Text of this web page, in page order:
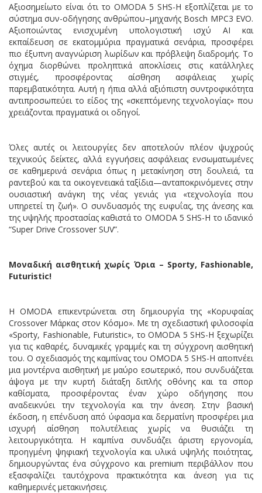
Αξιοσημείωτο είναι ότι το OMODA 5 SHS-H εξοπλίζεται με το
σύστημα συν-οδήγησης ανθρώπου–μηχανής Bosch MPC3 EVO.
Αξιοποιώντας ενισχυμένη υπολογιστική ισχύ AI και
εκπαίδευση σε εκατομμύρια πραγματικά σενάρια, προσφέρει
πιο έξυπνη αναγνώριση λωρίδων και πρόβλεψη διαδρομής. Το
όχημα διορθώνει προληπτικά αποκλίσεις στις κατάλληλες
στιγμές, προσφέροντας αίσθηση ασφάλειας χωρίς
παρεμβατικότητα. Αυτή η ήπια αλλά αξιόπιστη συντροφικότητα
αντιπροσωπεύει το είδος της «σκεπτόμενης τεχνολογίας» που
χρειάζονται πραγματικά οι οδηγοί.
Όλες αυτές οι λειτουργίες δεν αποτελούν πλέον ψυχρούς
τεχνικούς δείκτες, αλλά εγγυήσεις ασφάλειας ενσωματωμένες
σε καθημερινά σενάρια όπως η μετακίνηση στη δουλειά, τα
ραντεβού και τα οικογενειακά ταξίδια—ανταποκρινόμενες στην
ουσιαστική ανάγκη της νέας γενιάς για «τεχνολογία που
υπηρετεί τη ζωή». Ο συνδυασμός της ευφυΐας, της άνεσης και
της υψηλής προστασίας καθιστά το OMODA 5 SHS-H το ιδανικό
“Super Drive Crossover SUV”.
Μοναδική αισθητική χωρίς Όρια – Sporty, Fashionable,
Futuristic!
Η OMODA επικεντρώνεται στη δημιουργία της «Κορυφαίας
Crossover Μάρκας στον Κόσμο». Με τη σχεδιαστική φιλοσοφία
«Sporty, Fashionable, Futuristic», το OMODA 5 SHS-H ξεχωρίζει
για τις καθαρές, δυναμικές γραμμές και τη σύγχρονη αισθητική
του. Ο σχεδιασμός της καμπίνας του OMODA 5 SHS-H αποπνέει
μια μοντέρνα αισθητική με μαύρο εσωτερικό, που συνδυάζεται
άψογα με την κυρτή διάταξη διπλής οθόνης και τα σπορ
καθίσματα, προσφέροντας έναν χώρο οδήγησης που
αναδεικνύει την τεχνολογία και την άνεση. Στην βασική
έκδοση, η επένδυση από ύφασμα και δερματίνη προσφέρει μια
ισχυρή αίσθηση πολυτέλειας χωρίς να θυσιάζει τη
λειτουργικότητα. Η καμπίνα συνδυάζει άριστη εργονομία,
προηγμένη ψηφιακή τεχνολογία και υλικά υψηλής ποιότητας,
δημιουργώντας ένα σύγχρονο και premium περιβάλλον που
εξασφαλίζει ταυτόχρονα πρακτικότητα και άνεση για τις
καθημερινές μετακινήσεις.